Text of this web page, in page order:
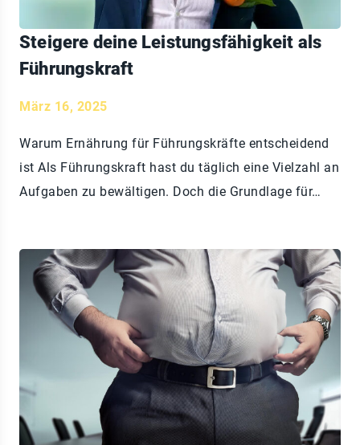
Steigere deine Leistungsfähigkeit als
Führungskraft
März 16, 2025
Warum Ernährung für Führungskräfte entscheidend
ist Als Führungskraft hast du täglich eine Vielzahl an
Aufgaben zu bewältigen. Doch die Grundlage für…